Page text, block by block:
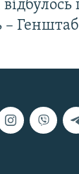
– Генштаб